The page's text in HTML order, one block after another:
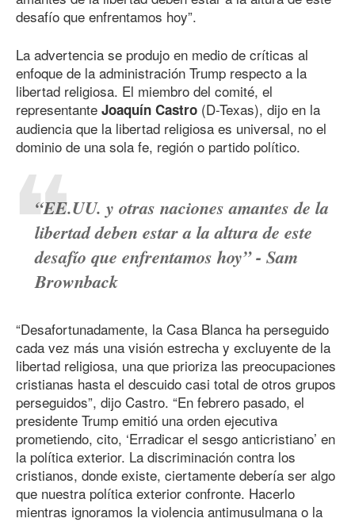
desafío que enfrentamos hoy”.
La advertencia se produjo en medio de críticas al
enfoque de la administración Trump respecto a la
libertad religiosa. El miembro del comité, el
representante Joaquín Castro (D-Texas), dijo en la
audiencia que la libertad religiosa es universal, no el
dominio de una sola fe, región o partido político.
“EE.UU. y otras naciones amantes de la
libertad deben estar a la altura de este
desafío que enfrentamos hoy” - Sam
Brownback
“Desafortunadamente, la Casa Blanca ha perseguido
cada vez más una visión estrecha y excluyente de la
libertad religiosa, una que prioriza las preocupaciones
cristianas hasta el descuido casi total de otros grupos
perseguidos”, dijo Castro. “En febrero pasado, el
presidente Trump emitió una orden ejecutiva
prometiendo, cito, ‘Erradicar el sesgo anticristiano’ en
la política exterior. La discriminación contra los
cristianos, donde existe, ciertamente debería ser algo
que nuestra política exterior confronte. Hacerlo
mientras ignoramos la violencia antimusulmana o la